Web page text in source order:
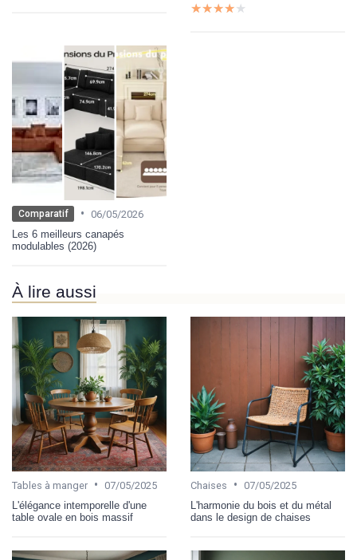
★★★★★
★★★★★
Comparatif • 06/05/2026
Les 6 meilleurs canapés
modulables (2026)
À lire aussi
Tables à manger • 07/05/2025
L'élégance intemporelle d'une
table ovale en bois massif
Chaises • 07/05/2025
L'harmonie du bois et du métal
dans le design de chaises